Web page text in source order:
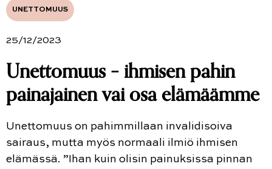
UNETTOMUUS
25/12/2023
Unettomuus – ihmisen pahin
painajainen vai osa elämäämme
Unettomuus on pahimmillaan invalidisoiva
sairaus, mutta myös normaali ilmiö ihmisen
elämässä. ”Ihan kuin olisin painuksissa pinnan